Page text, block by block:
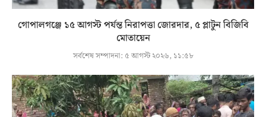
গোপালগঞ্জে ১৫ আগস্ট পর্যন্ত নিরাপত্তা জোরদার, ৫ প্লাটুন বিজিবি
মোতায়েন
সর্বশেষ সম্পাদনা: ৫ আগস্ট ২০২৬, ১১:৫৮